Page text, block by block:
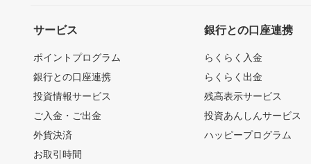
サービス
ポイントプログラム
銀行との口座連携
投資情報サービス
ご入金・ご出金
外貨決済
お取引時間
銀行との口座連携
らくらく入金
らくらく出金
残高表示サービス
投資あんしんサービス
ハッピープログラム